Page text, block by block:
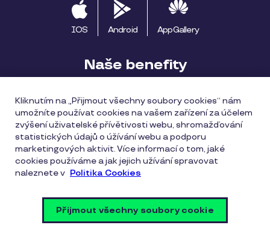
IOS Android AppGallery
Naše benefity
Apple Pay Pluxee Cestuj Pluxee Rozvoz
Katalog provozoven
Všeobecné obchodní podmínky
Zásady ochrany osobních údajů Zásady cookies
Kliknutím na „Přijmout všechny soubory cookies“ nám
umožníte používat cookies na vašem zařízení za účelem
zvýšení uživatelské přívětivosti webu, shromažďování
statistických údajů o úžívání webu a podporu
marketingových aktivit. Více informací o tom, jaké
cookies používáme a jak jejich užívání spravovat
naleznete v Politika Cookies
Přijmout všechny soubory cookie